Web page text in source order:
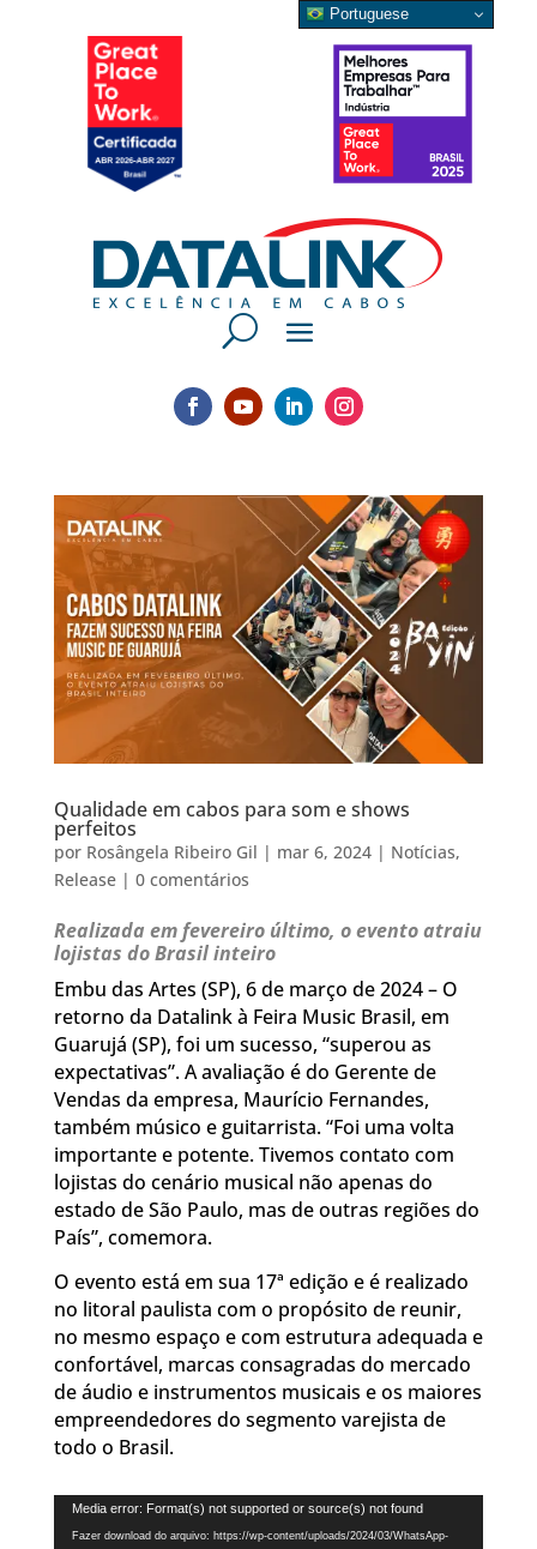
Qualidade em cabos para som e shows
perfeitos
por Rosângela Ribeiro Gil | mar 6, 2024| Notícias,
Release| 0 comentários
Realizada em fevereiro último, o evento atraiu
lojistas do Brasil inteiro
Embu das Artes (SP), 6 de março de 2024 – O
retorno da Datalink à Feira Music Brasil, em
Guarujá (SP), foi um sucesso, “superou as
expectativas”. A avaliação é do Gerente de
Vendas da empresa, Maurício Fernandes,
também músico e guitarrista. “Foi uma volta
importante e potente. Tivemos contato com
lojistas do cenário musical não apenas do
estado de São Paulo, mas de outras regiões do
País”, comemora.
O evento está em sua 17ª edição e é realizado
no litoral paulista com o propósito de reunir,
no mesmo espaço e com estrutura adequada e
confortável, marcas consagradas do mercado
de áudio e instrumentos musicais e os maiores
empreendedores do segmento varejista de
todo o Brasil.
Tocador
de
Media error: Format(s) not supported or source(s) not found
Fazer download do arquivo: https://wp-content/uploads/2024/03/WhatsApp-
Portuguese